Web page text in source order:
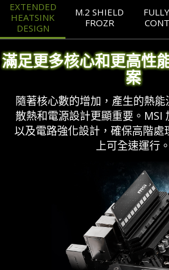
EXTENDED
HEATSINK
DESIGN
M.2 SHIELD
FROZR
滿足更多核心和更高性
案
隨著核心數的增加，產生的熱
散熱和電源設計更顯重要。MSI
以及電路強化設計，確保高階處
上可全速運行。